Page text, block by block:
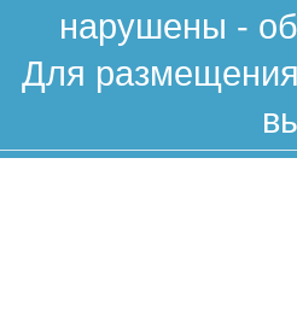
нарушены -
Для размещения